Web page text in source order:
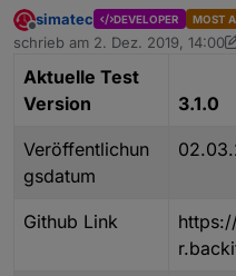
Offline
simatec DEVELOPER MOST
schrieb am 2. Dez. 2019, 14:00
zuletzt editiert von simatec3.
Aktuelle Test
Version
3.1.0
Veröffentlichun
gsdatum
Github Link